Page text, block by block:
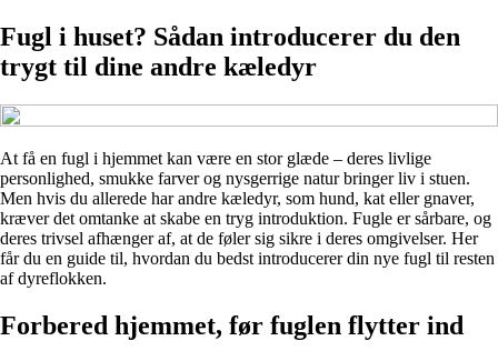
Fugl i huset? Sådan introducerer du den
trygt til dine andre kæledyr
At få en fugl i hjemmet kan være en stor glæde – deres livlige
personlighed, smukke farver og nysgerrige natur bringer liv i stuen.
Men hvis du allerede har andre kæledyr, som hund, kat eller gnaver,
kræver det omtanke at skabe en tryg introduktion. Fugle er sårbare, og
deres trivsel afhænger af, at de føler sig sikre i deres omgivelser. Her
får du en guide til, hvordan du bedst introducerer din nye fugl til resten
af dyreflokken.
Forbered hjemmet, før fuglen flytter ind